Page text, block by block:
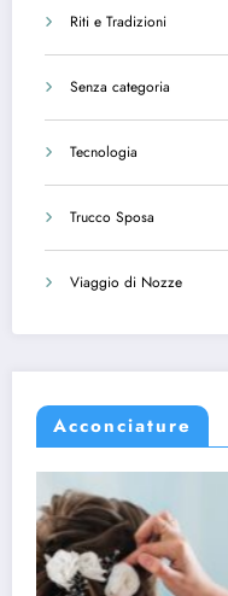
Riti e Tradizioni
Senza categoria
Tecnologia
Trucco Sposa
Viaggio di Nozze
Acconciature
ACCONCIATURE SPOSA